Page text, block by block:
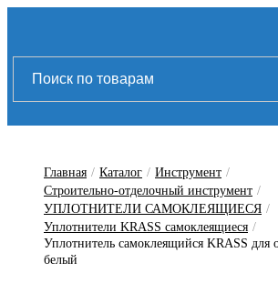
Главная / Каталог / Инструмент /
Строительно-отделочный инструмент /
УПЛОТНИТЕЛИ САМОКЛЕЯЩИЕСЯ /
Уплотнители KRASS самоклеящиеся /
Уплотнитель самоклеящийся KRASS для
белый